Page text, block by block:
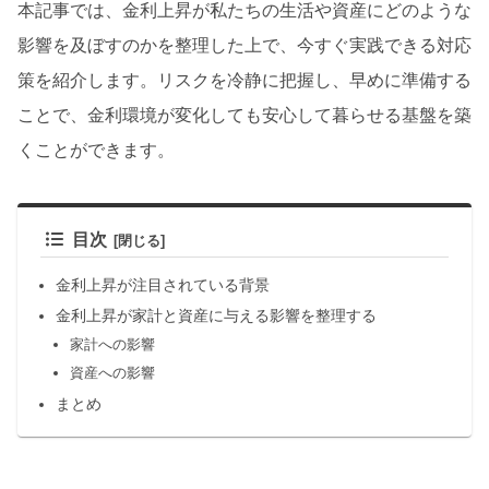
本記事では、金利上昇が私たちの生活や資産にどのような
影響を及ぼすのかを整理した上で、今すぐ実践できる対応
策を紹介します。リスクを冷静に把握し、早めに準備する
ことで、金利環境が変化しても安心して暮らせる基盤を築
くことができます。
目次
金利上昇が注目されている背景
金利上昇が家計と資産に与える影響を整理する
家計への影響
資産への影響
まとめ